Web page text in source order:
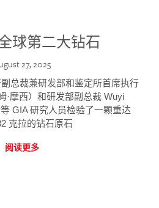
球第二大钻石
27, 2025
总裁兼研发部和鉴定所首席执行
·摩西）和研发部副总裁 Wuyi
GIA 研究人员检验了一颗重达
克拉的钻石原石
阅读更多